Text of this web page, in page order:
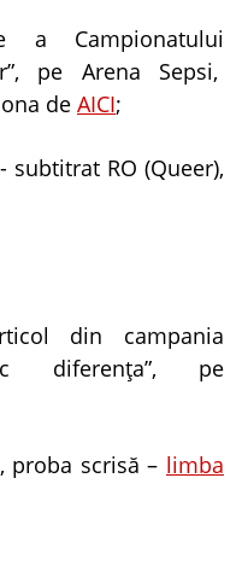
a Campionatului
pe Arena Sepsi,
de AICI;
subtitrat RO (Queer),
din campania
diferența”, pe
proba scrisă – limba